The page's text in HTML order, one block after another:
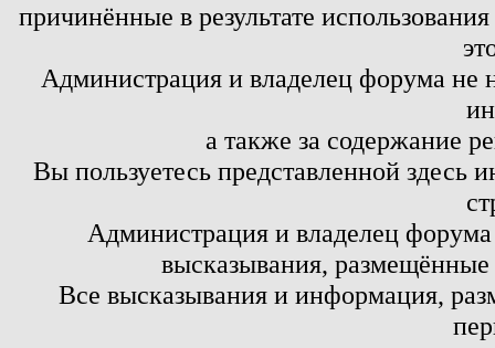
причинённые в результате
Администрация и владелец форума не
а также за содержание
Вы пользуетесь представленной здесь
Администрация и владелец
высказывания,
Все высказывания и информация,